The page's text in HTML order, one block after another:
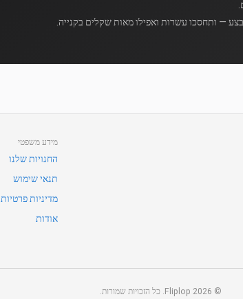
— ותחסכו עשרות ואפילו מאות שקלים בקנייה.
מידע משפטי
החנויות שלנו
תנאי שימוש
מדיניות פרטיות
אודות
©
2026